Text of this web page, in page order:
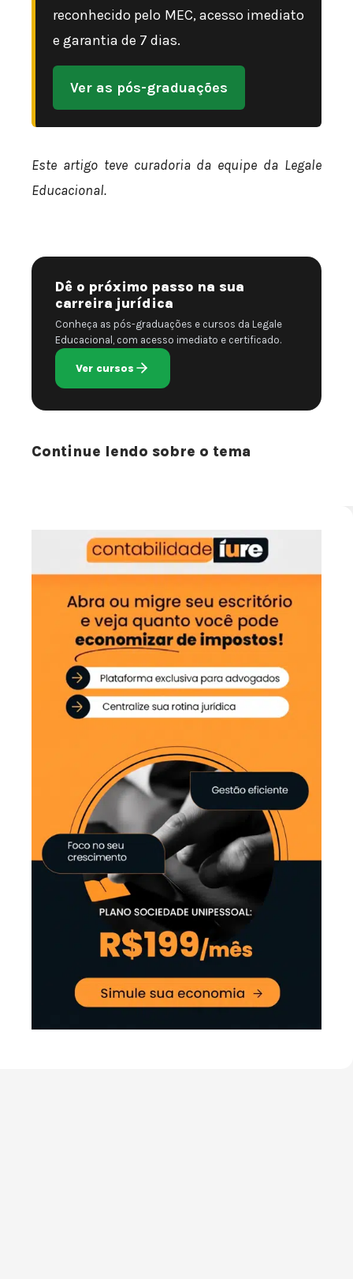
reconhecido pelo MEC, acesso imediato
e garantia de 7 dias.
Ver as pós-graduações
Este artigo teve curadoria da equipe da Legale
Educacional.
Dê o próximo passo na sua
carreira jurídica
Conheça as pós-graduações e cursos da Legale
Educacional, com acesso imediato e certificado.
Ver cursos
Continue lendo sobre o tema